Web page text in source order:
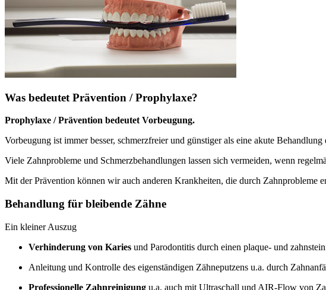
Was bedeutet Prävention / Prophylaxe?
Prophylaxe / Prävention bedeutet Vorbeugung.
Vorbeugung ist immer besser, schmerzfreier und günstiger als eine akute Behandlung
Viele Zahnprobleme und Schmerzbehandlungen lassen sich vermeiden, wenn
Mit der Prävention können wir auch anderen Krankheiten, die durch Zahnprobleme
Behandlung für bleibende Zähne
Ein kleiner Auszug
Verhinderung von Karies und Parodontitis durch einen plaque- und
Anleitung und Kontrolle des eigenständigen Zähneputzens u.a. durch
Professionelle Zahnreinigung u.a. auch mit Ultraschall und AIR-Flow von